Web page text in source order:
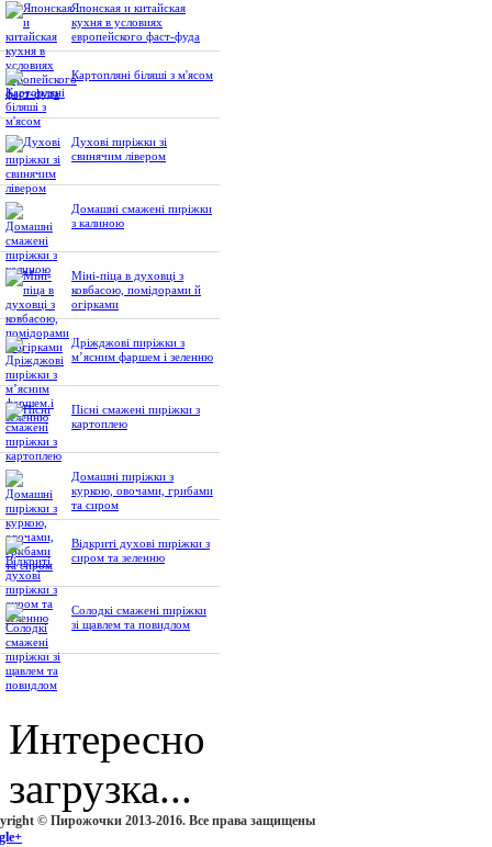
Японская и китайская
кухня в условиях
европейского фаст-фуда
Картопляні біляші з м'ясом
Духові пиріжки зі
свинячим лівером
Домашні смажені пиріжки
з калиною
Міні-піца в духовці з
ковбасою, помідорами й
огірками
Дріжджові пиріжки з
м’ясним фаршем і зеленню
Пісні смажені пиріжки з
картоплею
Домашні пиріжки з
куркою, овочами, грибами
та сиром
Відкриті духові пиріжки з
сиром та зеленню
Солодкі смажені пиріжки
зі щавлем та повидлом
Интересно
загрузка...
© Пирожочки 2013-2016. Все права защищены